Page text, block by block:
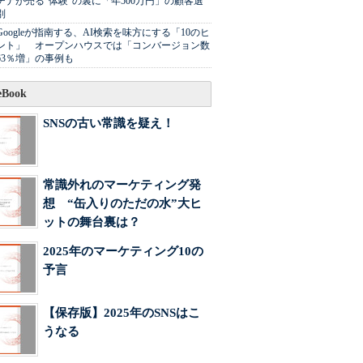
が指南する、AI検索を味方にする「10のヒ
ト」 オープンハウスでは「コンバージョン数
％増」の事例も
SNSの古い常識を疑え！
常識外れのマーケティング発
想 “缶入りのただの水”大ヒ
ットの舞台裏は？
2025年のマーケティング10の
予言
【保存版】2025年のSNSはこ
うなる